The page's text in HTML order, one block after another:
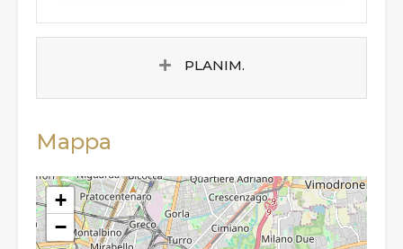
PLANIM.
Mappa
+
−